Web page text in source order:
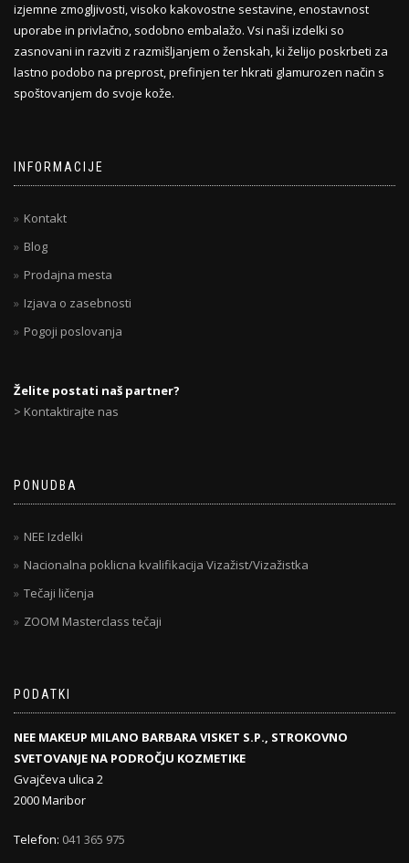
izjemne zmogljivosti, visoko kakovostne sestavine, enostavnost
uporabe in privlačno, sodobno embalažo. Vsi naši izdelki so
zasnovani in razviti z razmišljanjem o ženskah, ki želijo poskrbeti za
lastno podobo na preprost, prefinjen ter hkrati glamurozen način s
spoštovanjem do svoje kože.
INFORMACIJE
Kontakt
Blog
Prodajna mesta
Izjava o zasebnosti
Pogoji poslovanja
Želite postati naš partner?
> Kontaktirajte nas
PONUDBA
NEE Izdelki
Nacionalna poklicna kvalifikacija Vizažist/Vizažistka
Tečaji ličenja
ZOOM Masterclass tečaji
PODATKI
NEE MAKEUP MILANO BARBARA VISKET S.P., STROKOVNO
SVETOVANJE NA PODROČJU KOZMETIKE
Gvajčeva ulica 2
2000 Maribor
Telefon: 041 365 975